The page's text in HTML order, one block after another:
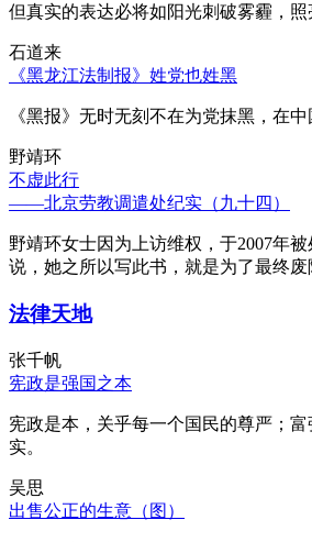
但真实的表达必将如阳光刺破雾霾，照
石道来
《黑龙江法制报》姓党也姓黑
《黑报》无时无刻不在为党抹黑，在
野靖环
不虚此行
——北京劳教调遣处纪实（九十四）
野靖环女士因为上访维权，于2007年
说，她之所以写此书，就是为了最终废
法律天地
张千帆
宪政是强国之本
宪政是本，关乎每一个国民的尊严；
实。
吴思
出售公正的生意（图）